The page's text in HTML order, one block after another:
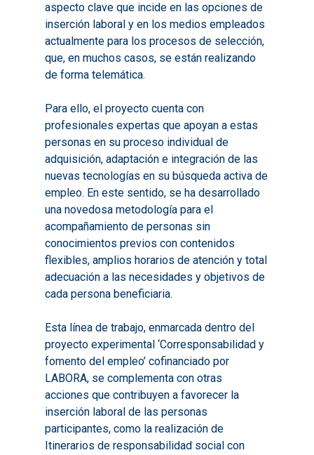
aspecto clave que incide en las opciones de
inserción laboral y en los medios empleados
actualmente para los procesos de selección,
que, en muchos casos, se están realizando
de forma telemática.
Para ello, el proyecto cuenta con
profesionales expertas que apoyan a estas
personas en su proceso individual de
adquisición, adaptación e integración de las
nuevas tecnologías en su búsqueda activa de
empleo. En este sentido, se ha desarrollado
una novedosa metodología para el
acompañamiento de personas sin
conocimientos previos con contenidos
flexibles, amplios horarios de atención y total
adecuación a las necesidades y objetivos de
cada persona beneficiaria.
Esta línea de trabajo, enmarcada dentro del
proyecto experimental ‘Corresponsabilidad y
fomento del empleo’ cofinanciado por
LABORA, se complementa con otras
acciones que contribuyen a favorecer la
inserción laboral de las personas
participantes, como la realización de
Itinerarios de responsabilidad social con
Objetivos
Valoración de
Experimentales
Necesidades
Formación Pactos
Otras Acciones:
2017
2019
2016
2017
2018
2020
2021
2022
2023
Resúmenes
Experimentales
2024
Informes
Infografías
Infografías 2021
Infografías 2022
Pactos por el
Audiovisuales
Información
ODS
Noticias
Actualidad
Boletines de Noticias
Contacto